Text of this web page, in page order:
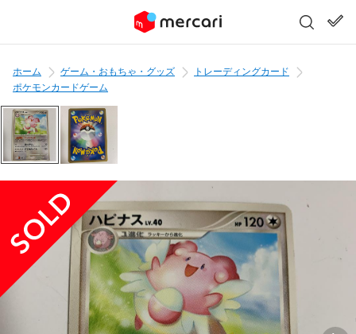
ホーム ゲーム・おもちゃ・グッズ
トレーディングカード
ポケモンカードゲーム